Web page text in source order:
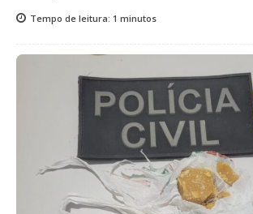
Tempo de leitura: 1 minutos